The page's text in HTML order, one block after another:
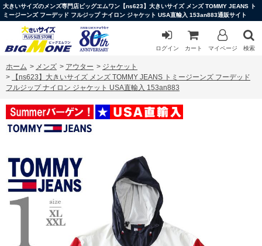
大きいサイズのメンズ専門店ビッグエムワン【ns623】大きいサイズ メンズ TOMMY JEANS ト
ミージーンズ フーデッド フルジップ ナイロン ジャケット USA直輸入 153an883通販サイト
ログイン カート マイページ 検索
ホーム > メンズ > アウター > ジャケット
>
【ns623】大きいサイズ メンズ TOMMY JEANS トミージーンズ フーデッド
フルジップ ナイロン ジャケット USA直輸入 153an883